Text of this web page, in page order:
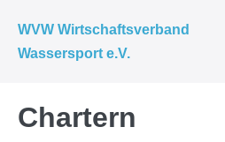
WVW Wirtschaftsverband
Wassersport e.V.
Chartern